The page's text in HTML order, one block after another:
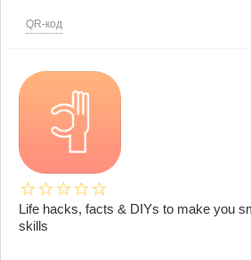
QR-код
Life hacks, facts & DIYs to make you
skills